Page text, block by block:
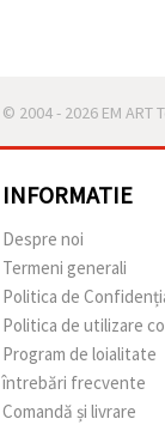
© 2004 - 2026 EM
INFORMATIE
Despre noi
Termeni generali
Politica de
Politica de utilizare
Program de loialitate
întrebări frecvente
Comandă și livrare